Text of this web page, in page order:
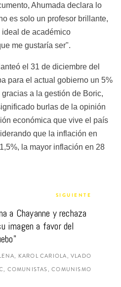
Ahumada declara lo
es solo un profesor brillante,
de académico
me gustaría ser".
el 31 de diciembre del
para el actual gobierno un 5%
a la gestión de Boric,
burlas de la opinión
económica que vive el país
que la inflación en
la mayor inflación en 28
SIGUIENTE
a Chayanne y rechaza
imagen a favor del
KAROL CARIOLA, VLADO
COMUNISTAS, COMUNISMO